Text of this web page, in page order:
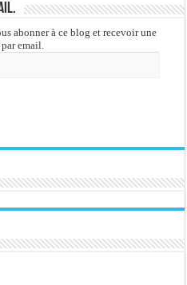
abonner à ce blog et recevoir une
email.